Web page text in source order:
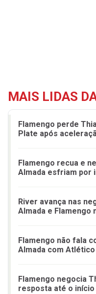
MAIS LIDAS
Flamengo perde
Plate após
Flamengo recua e
Almada esfriam por
River avança nas
Almada e Flamengo
Flamengo não fala
Almada com
Flamengo negocia
resposta até o início